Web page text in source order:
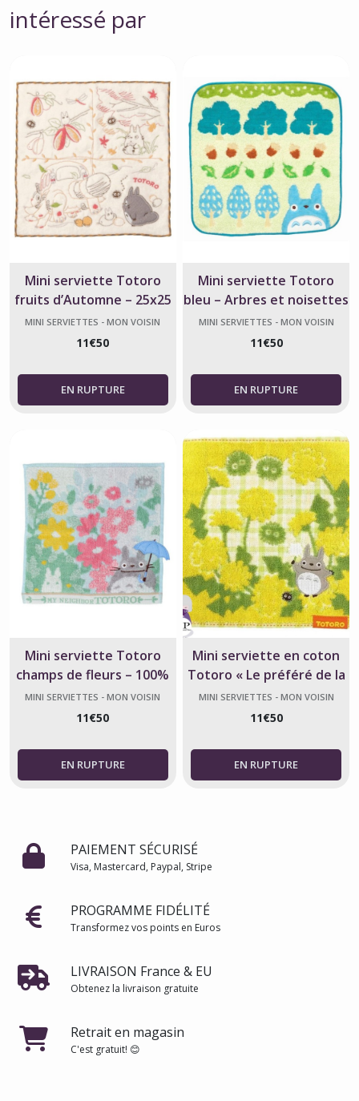
intéressé par
Mini serviette Totoro
fruits d’Automne – 25x25
cm
MINI SERVIETTES - MON VOISIN
11€50
Mini serviette Totoro
bleu – Arbres et noisettes
– Ghibli
MINI SERVIETTES - MON VOISIN
11€50
Mini serviette Totoro
champs de fleurs – 100%
coton
MINI SERVIETTES - MON VOISIN
11€50
Mini serviette en coton
Totoro « Le préféré de la
forêt » jaune – Mon Voisin
Totoro
MINI SERVIETTES - MON VOISIN
11€50
PAIEMENT SÉCURISÉ
Visa, Mastercard, Paypal, Stripe
PROGRAMME FIDÉLITÉ
Transformez vos points en Euros
LIVRAISON France & EU
Obtenez la livraison gratuite
Retrait en magasin
C'est gratuit! 😊